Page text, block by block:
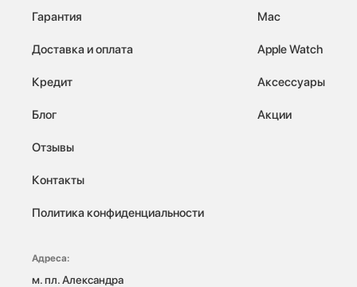
Гарантия
Доставка и оплата
Кредит
Блог
Отзывы
Контакты
Политика конфиденциальности
Mac
Apple Watch
Аксессуары
Акции
Адреса:
м. пл. Александра